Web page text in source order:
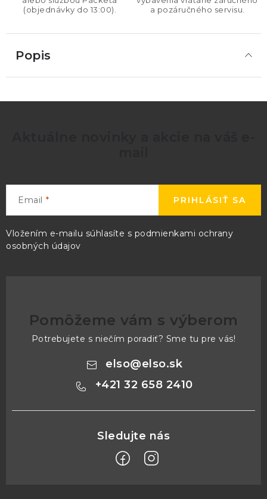
(objednávky do 13:00).
a pozáručného servisu.
Popis
Email
Vložením e-mailu súhlasíte s podmienkami ochrany
osobných údajov
PRIHLÁSIŤ SA
Pomôžeme vám s výberom
Potrebujete s niečím poradiť? Sme tu pre vás!
elso@elso.sk
+421 32 658 2410